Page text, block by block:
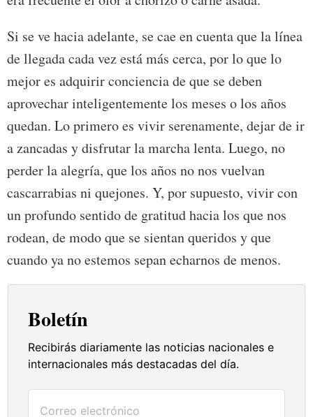
Si se ve hacia adelante, se cae en cuenta que la línea
de llegada cada vez está más cerca, por lo que lo
mejor es adquirir conciencia de que se deben
aprovechar inteligentemente los meses o los años
quedan. Lo primero es vivir serenamente, dejar de ir
a zancadas y disfrutar la marcha lenta. Luego, no
perder la alegría, que los años no nos vuelvan
cascarrabias ni quejones. Y, por supuesto, vivir con
un profundo sentido de gratitud hacia los que nos
rodean, de modo que se sientan queridos y que
cuando ya no estemos sepan echarnos de menos.
Boletín
Recibirás diariamente las noticias nacionales e
internacionales más destacadas del día.